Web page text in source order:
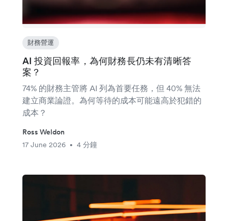
財務營運
AI 投資回報率，為何財務長仍未有清晰答
案？
74% 的財務主管將 AI 列為首要任務，但 40% 無法
建立商業論證。為何等待的成本可能遠高於犯錯的
成本？
Ross Weldon
17 June 2026
• 4 分鐘